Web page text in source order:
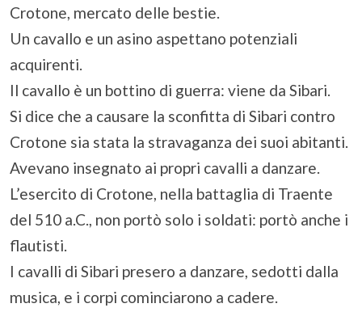
Crotone, mercato delle bestie.
Un cavallo e un asino aspettano potenziali
acquirenti.
Il cavallo è un bottino di guerra: viene da Sibari.
Si dice che a causare la sconfitta di Sibari contro
Crotone sia stata la stravaganza dei suoi abitanti.
Avevano insegnato ai propri cavalli a danzare.
L’esercito di Crotone, nella battaglia di Traente
del 510 a.C., non portò solo i soldati: portò anche i
flautisti.
I cavalli di Sibari presero a danzare, sedotti dalla
musica, e i corpi cominciarono a cadere.